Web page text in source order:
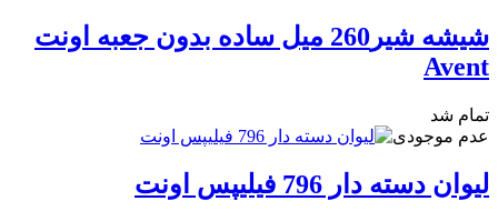
شیشه شیر260 میل ساده بدون جعبه اونت
Avent
تمام شد
عدم موجودی
لیوان دسته دار 796 فیلیپس اونت